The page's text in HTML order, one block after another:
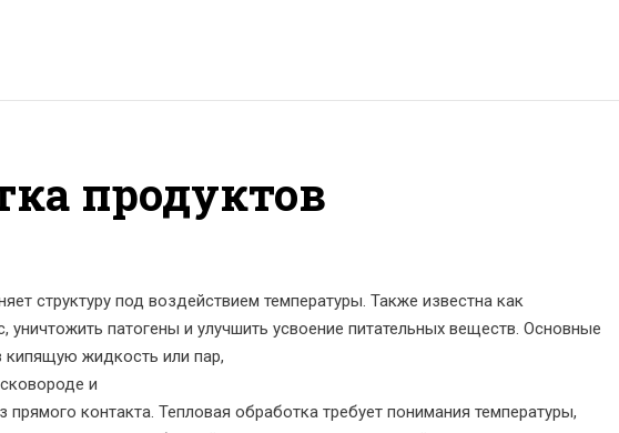
продуктов
структуру под воздействием температуры. Также известна как
уничтожить патогены и улучшить усвоение питательных веществ. Основные
кипящую жидкость или пар,
и
прямого контакта. Тепловая обработка требует понимания температуры,